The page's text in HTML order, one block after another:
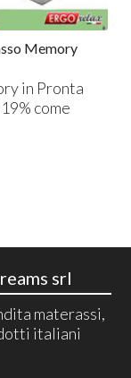
Memory
in Pronta
come
srl
materassi,
italiani